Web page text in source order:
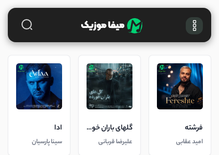
فرشته
امید عقابی
گلهای باران خورده
علیرضا قربانی
ادا
سینا پارسیان